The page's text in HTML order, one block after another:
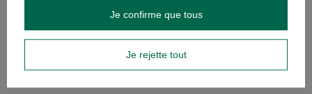
Je rejette tout
Je confirme que tous